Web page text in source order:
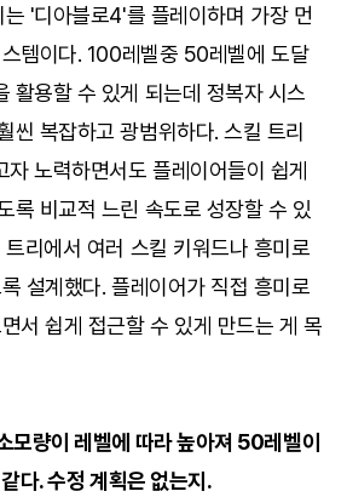
는 '디아블로4'를 플레이하며 가장 먼
템이다. 100레벨중 50레벨에 도달
활용할 수 있게 되는데 정복자 시스
씬 복잡하고 광범위하다. 스킬 트리
노력하면서도 플레이어들이 쉽게
록 비교적 느린 속도로 성장할 수 있
리에서 여러 스킬 키워드나 흥미로
설계했다. 플레이어가 직접 흥미로
서 쉽게 접근할 수 있게 만드는 게 목
모량이 레벨에 따라 높아져 50레벨이
다. 수정 계획은 없는지.